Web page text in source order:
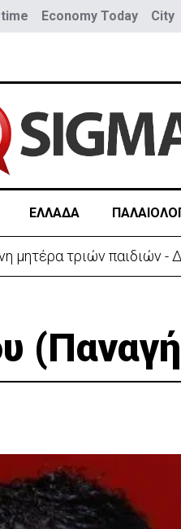
Economy Today City
ΕΛΛΑΔΑ
μητέρα τριών παιδιών -